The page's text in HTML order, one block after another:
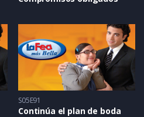
S05E91
Continúa el plan de boda